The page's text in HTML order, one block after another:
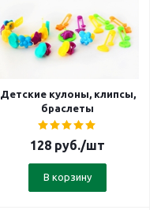
Детские кулоны, клипсы,
браслеты
128 руб./шт
В корзину